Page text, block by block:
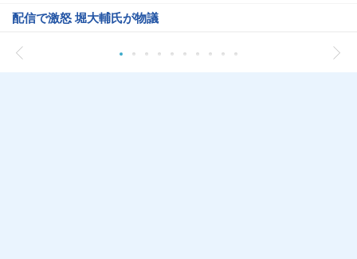
配信で激怒 堀大輔氏が物議